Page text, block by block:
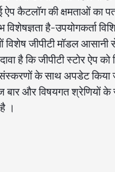
कैटलॉग की क्षमताओं का
है-उपयोगकर्ता
जीपीटी मॉडल आसानी
है कि जीपीटी स्टोर ऐप
के साथ अपडेट किया
बार और विषयगत श्रेणियों
।